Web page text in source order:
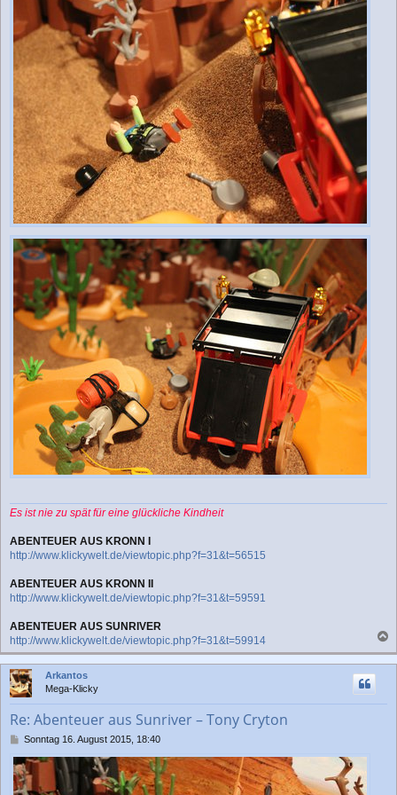
Es ist nie zu spät für eine glückliche Kindheit
ABENTEUER AUS KRONN I
http://www.klickywelt.de/viewtopic.php?f=31&t=56515
ABENTEUER AUS KRONN II
http://www.klickywelt.de/viewtopic.php?f=31&t=59591
ABENTEUER AUS SUNRIVER
http://www.klickywelt.de/viewtopic.php?f=31&t=59914
a
c
Arkantos
Mega-Klicky
Re: Abenteuer aus Sunriver – Tony Cryton
B
i
t
r
Sonntag 16. August 2015, 18:40